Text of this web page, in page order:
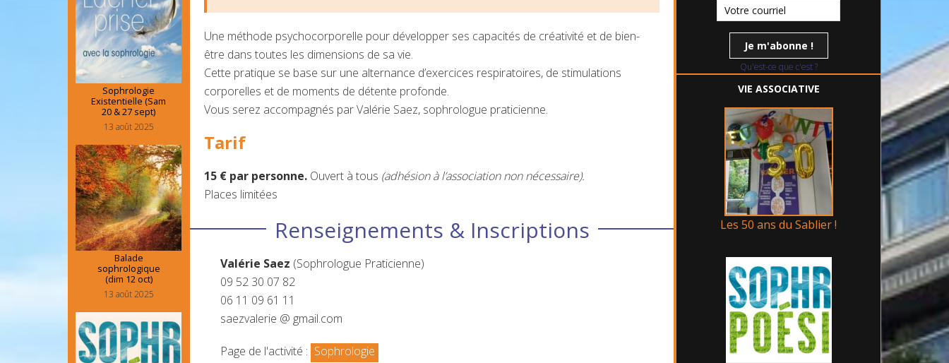
Une méthode psychocorporelle pour développer ses capacités de créativité et de bien-
être dans toutes les dimensions de sa vie.
Cette pratique se base sur une alternance d’exercices respiratoires, de stimulations
corporelles et de moments de détente profonde.
Vous serez accompagnés par Valérie Saez, sophrologue praticienne.
Tarif
15 € par personne. Ouvert à tous (adhésion à l’association non nécessaire).
Places limitées
Renseignements & Inscriptions
Valérie Saez (Sophrologue Praticienne)
09 52 30 07 82
06 11 09 61 11
saezvalerie @ gmail.com
Page de l'activité : Sophrologie
Qu'est-ce que c'est ?
VIE ASSOCIATIVE
Les 50 ans du Sablier !
Sophrologie
Existentielle (Sam
20 & 27 sept)
13 août 2025
Balade
sophrologique
(dim 12 oct)
13 août 2025